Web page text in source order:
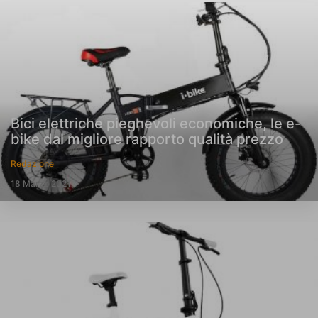
Bici elettriche pieghevoli economiche, le e-
bike dal migliore rapporto qualità prezzo
Redazione
18 Marzo 2021